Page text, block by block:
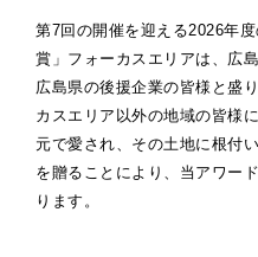
第7回の開催を迎える2026年
賞」フォーカスエリアは、広
広島県の後援企業の皆様と盛
カスエリア以外の地域の皆様
元で愛され、その土地に根付
を贈ることにより、当アワー
ります。